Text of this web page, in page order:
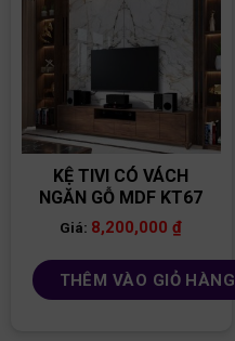
KỆ TIVI CÓ VÁCH
NGĂN GỖ MDF KT67
Giá: 8,200,000₫
THÊM VÀO GIỎ HÀNG